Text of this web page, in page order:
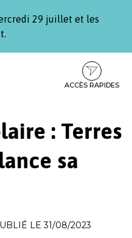
29 juillet et les
ACCÈS RAPIDES
: Terres
sa
LE31/08/2023